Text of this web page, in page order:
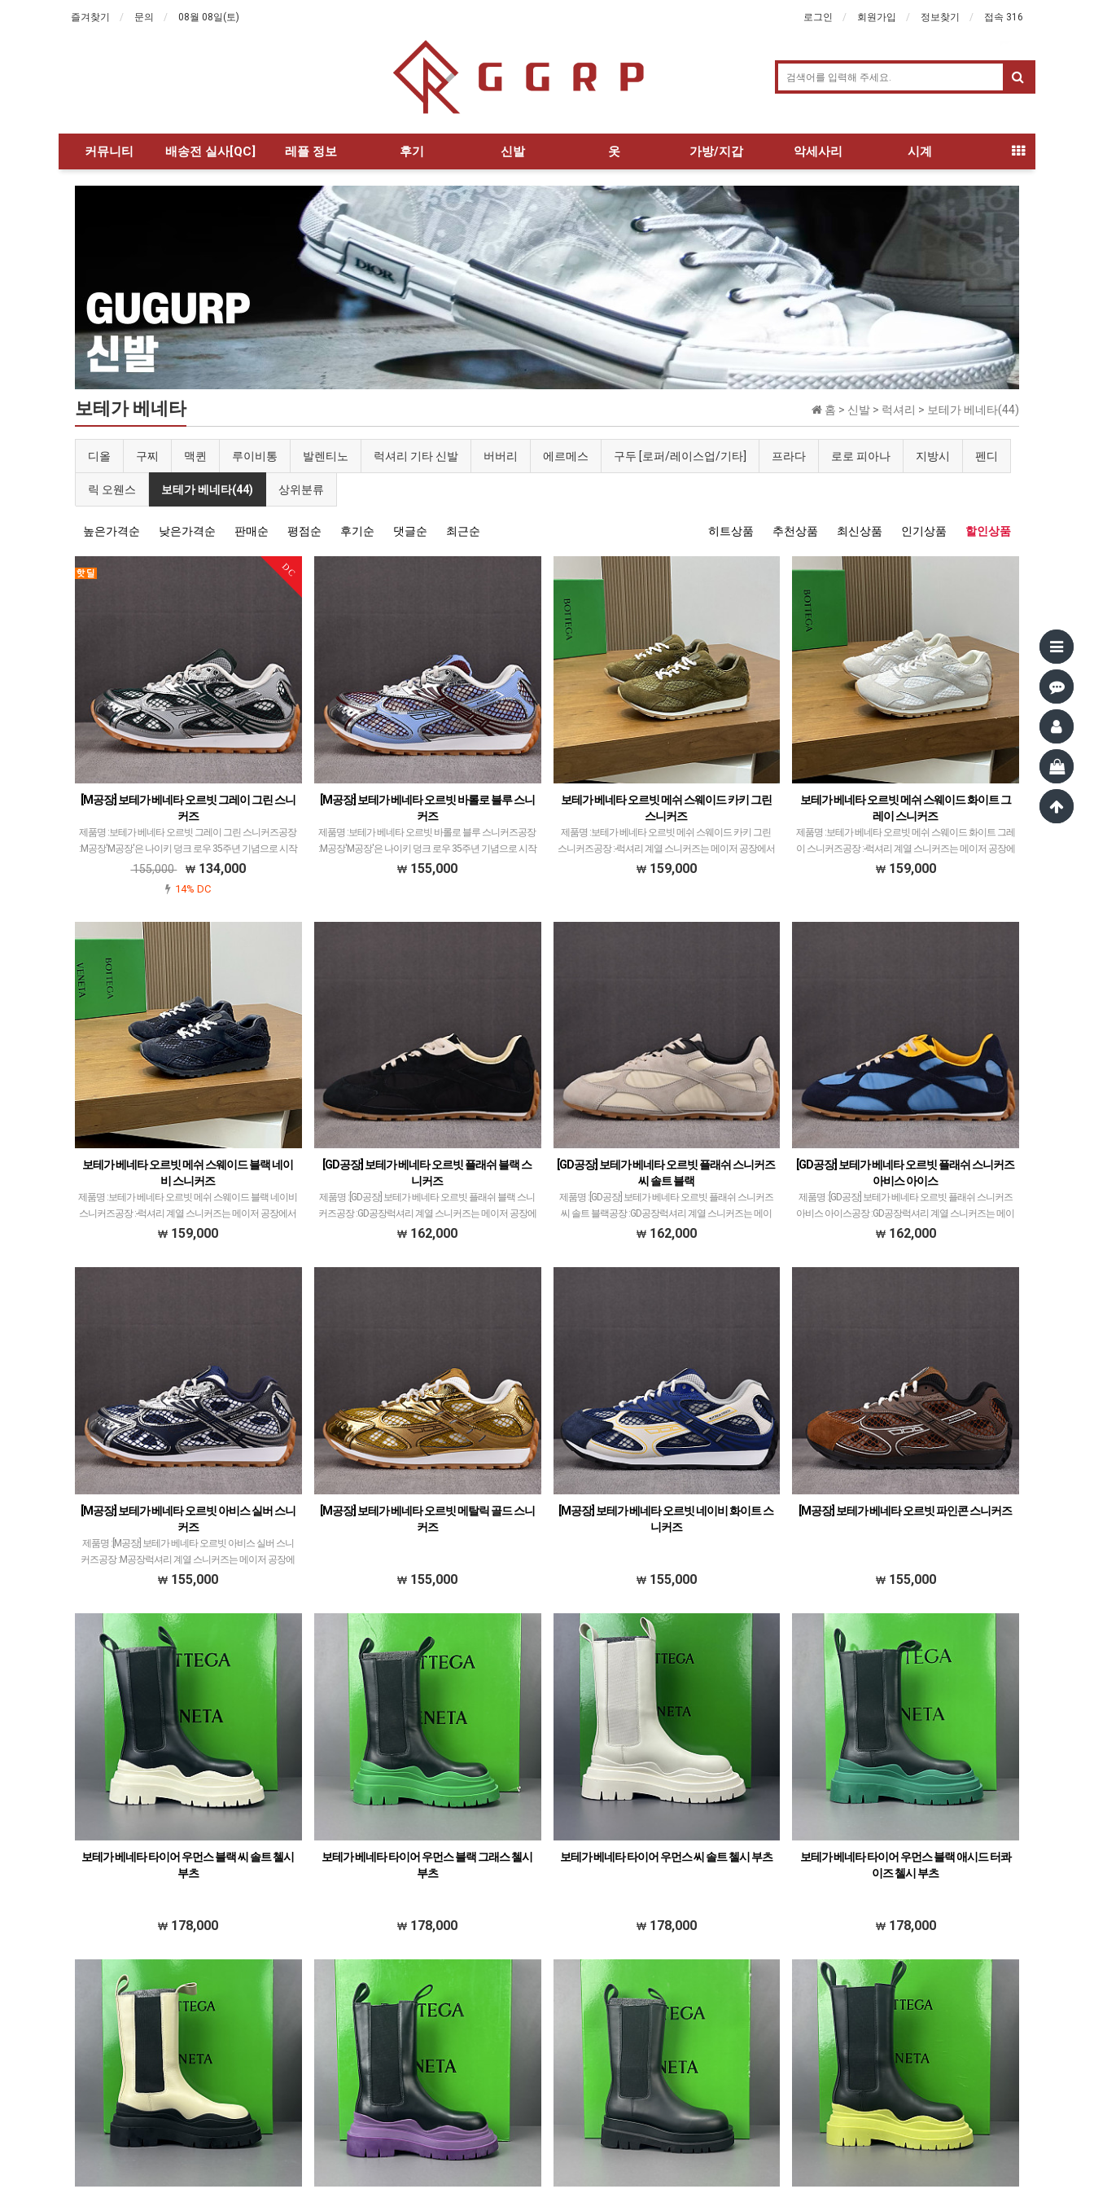
즐겨찾기 문의 08월 08일(토) 로그인 회원가입 정보찾기 접속 316
커뮤니티 배송전 실사[QC] 레플 정보 후기 신발 옷 가방/지갑 악세사리 시계
홈 > 신발 > 럭셔리 > 보테가 베네타(44)
보테가 베네타
디올 구찌 맥퀸 루이비통 발렌티노 럭셔리 기타 신발 버버리 에르메스 구두 [로퍼/레이스업/기타] 프라다 로로 피아나 지방시 펜디
릭 오웬스 보테가 베네타(44) 상위분류
높은가격순 낮은가격순 판매순 평점순 후기순 댓글순 최근순 히트상품 추천상품 최신상품 인기상품 할인상품
DC
[M공장] 보테가 베네타 오르빗 그레이 그린 스니
커즈
제품명 :보테가 베네타 오르빗 그레이 그린 스니커즈공장
:M공장'M공장'은 나이키 덩크 로우 35주년 기념으로 시작
해서많은 모델 생산했습니다.덩크 로우 모델이 메인이지
155,000 134,000
14% DC
[M공장] 보테가 베네타 오르빗 바롤로 블루 스니
커즈
제품명 :보테가 베네타 오르빗 바롤로 블루 스니커즈공장
:M공장'M공장'은 나이키 덩크 로우 35주년 기념으로 시작
해서많은 모델 생산했습니다.덩크 로우 모델이 메인이지
155,000
보테가 베네타 오르빗 메쉬 스웨이드 카키 그린
스니커즈
제품명 :보테가 베네타 오르빗 메쉬 스웨이드 카키 그린
스니커즈공장 :-​럭셔리 계열 스니커즈는 메이저 공장에서
취급되는 모델 많이 없습니다.그래서 전문적으로 취급하
159,000
보테가 베네타 오르빗 메쉬 스웨이드 화이트 그
레이 스니커즈
제품명 :보테가 베네타 오르빗 메쉬 스웨이드 화이트 그레
이 스니커즈공장 :-​럭셔리 계열 스니커즈는 메이저 공장에
서 취급되는 모델 많이 없습니다.그래서 전문적으로 취급
159,000
보테가 베네타 오르빗 메쉬 스웨이드 블랙 네이
비 스니커즈
제품명 :보테가 베네타 오르빗 메쉬 스웨이드 블랙 네이비
스니커즈공장 :-​럭셔리 계열 스니커즈는 메이저 공장에서
취급되는 모델 많이 없습니다.그래서 전문적으로 취급하
159,000
[GD공장] 보테가 베네타 오르빗 플래쉬 블랙 스
니커즈
제품명 :[GD공장] 보테가 베네타 오르빗 플래쉬 블랙 스니
커즈공장 :GD공장​럭셔리 계열 스니커즈는 메이저 공장에
서 취급되는 모델 많이 없습니다.그래서 전문적으로 취급
162,000
[GD공장] 보테가 베네타 오르빗 플래쉬 스니커즈
씨 솔트 블랙
제품명 :[GD공장] 보테가 베네타 오르빗 플래쉬 스니커즈
씨 솔트 블랙공장 :GD공장​럭셔리 계열 스니커즈는 메이
저 공장에서 취급되는 모델 많이 없습니다.그래서 전문적
162,000
[GD공장] 보테가 베네타 오르빗 플래쉬 스니커즈
아비스 아이스
제품명 :[GD공장] 보테가 베네타 오르빗 플래쉬 스니커즈
아비스 아이스공장 :GD공장​럭셔리 계열 스니커즈는 메이
저 공장에서 취급되는 모델 많이 없습니다.그래서 전문적
162,000
[M공장] 보테가 베네타 오르빗 아비스 실버 스니
커즈
제품명 :[M공장] 보테가 베네타 오르빗 아비스 실버 스니
커즈공장 :M공장​럭셔리 계열 스니커즈는 메이저 공장에
서 취급되는 모델 많이 없습니다.그래서 전문적으로 취급
155,000
[M공장] 보테가 베네타 오르빗 메탈릭 골드 스니
커즈
155,000
[M공장] 보테가 베네타 오르빗 네이비 화이트 스
니커즈
155,000
[M공장] 보테가 베네타 오르빗 파인콘 스니커즈
155,000
보테가 베네타 타이어 우먼스 블랙 씨 솔트 첼시
부츠
178,000
보테가 베네타 타이어 우먼스 블랙 그래스 첼시
부츠
178,000
보테가 베네타 타이어 우먼스 씨 솔트 첼시 부츠
178,000
보테가 베네타 타이어 우먼스 블랙 애시드 터콰
이즈 첼시 부츠
178,000